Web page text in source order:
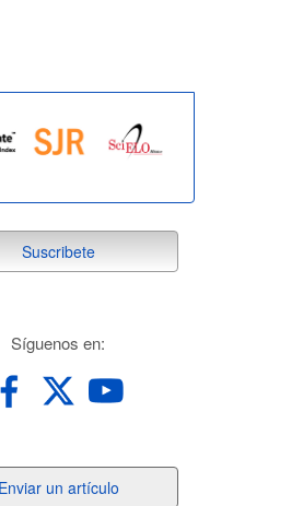
Suscribete
Síguenos en:
Enviar un artículo